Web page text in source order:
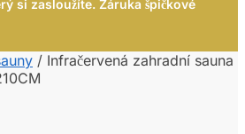
si zasloužíte. Záruka špičkové
/ Infračervená zahradní sauna